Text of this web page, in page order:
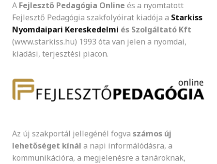
A Fejlesztő Pedagógia Online és a nyomtatott
Fejlesztő Pedagógia szakfolyóirat kiadója a Starkiss
Nyomdaipari Kereskedelmi és Szolgáltató Kft
(www.starkiss.hu) 1993 óta van jelen a nyomdai,
kiadási, terjesztési piacon.
Az új szakportál jellegénél fogva számos új
lehetőséget kínál a napi informálódásra, a
kommunikációra, a megjelenésre a tanároknak,